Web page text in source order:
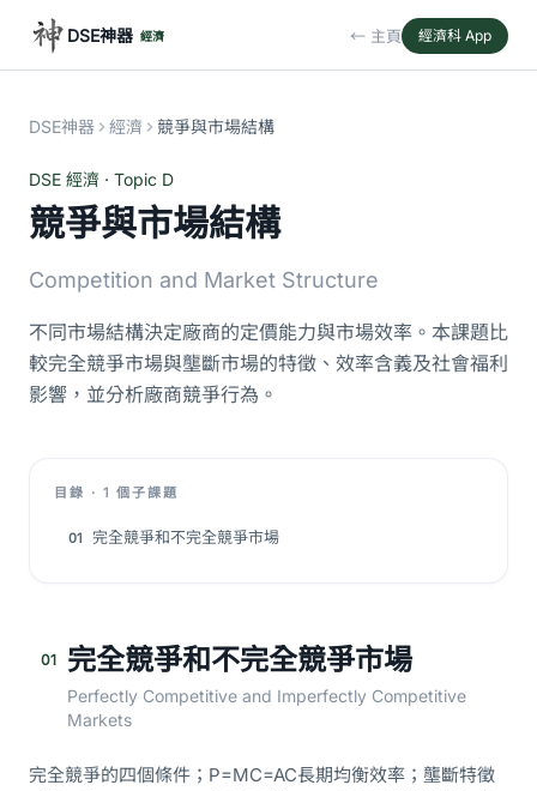
DSE神器 經濟 ← 主頁 經濟科 App
DSE神器 經濟 競爭與市場結構
DSE 經濟 · Topic D
競爭與市場結構
Competition and Market Structure
不同市場結構決定廠商的定價能力與市場效率。本課題比
較完全競爭市場與壟斷市場的特徵、效率含義及社會福利
影響，並分析廠商競爭行為。
目錄 · 1 個子課題
01 完全競爭和不完全競爭市場
01 完全競爭和不完全競爭市場
Perfectly Competitive and Imperfectly Competitive
Markets
完全競爭的四個條件；P=MC=AC長期均衡效率；壟斷特徵